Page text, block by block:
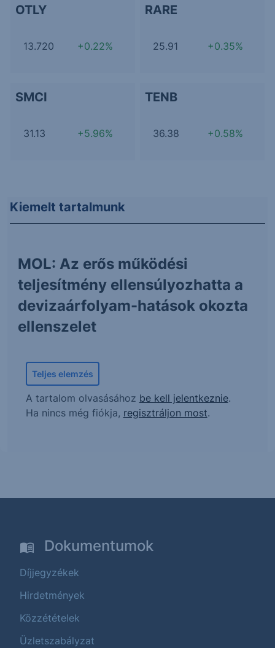
OTLY
13.720 +0.22%
RARE
25.91 +0.35%
SMCI
31.13 +5.96%
TENB
36.38 +0.58%
Kiemelt tartalmunk
MOL: Az erős működési
teljesítmény ellensúlyozhatta a
devizaárfolyam-hatások okozta
ellenszelet
Teljes elemzés
A tartalom olvasásához be kell jelentkeznie.
Ha nincs még fiókja, regisztráljon most.
Dokumentumok
Díjjegyzékek
Hirdetmények
Közzétételek
Üzletszabályzat